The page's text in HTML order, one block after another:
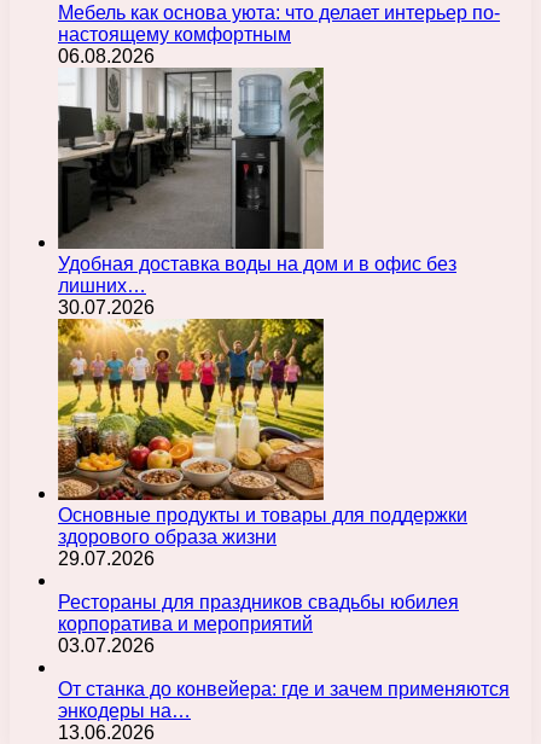
Мебель как основа уюта: что делает интерьер по-
настоящему комфортным
06.08.2026
Удобная доставка воды на дом и в офис без
лишних…
30.07.2026
Основные продукты и товары для поддержки
здорового образа жизни
29.07.2026
Рестораны для праздников свадьбы юбилея
корпоратива и мероприятий
03.07.2026
От станка до конвейера: где и зачем применяются
энкодеры на…
13.06.2026